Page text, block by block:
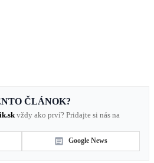
ČLÁNOK?
vždy ako prví? Pridajte si nás na
Google News